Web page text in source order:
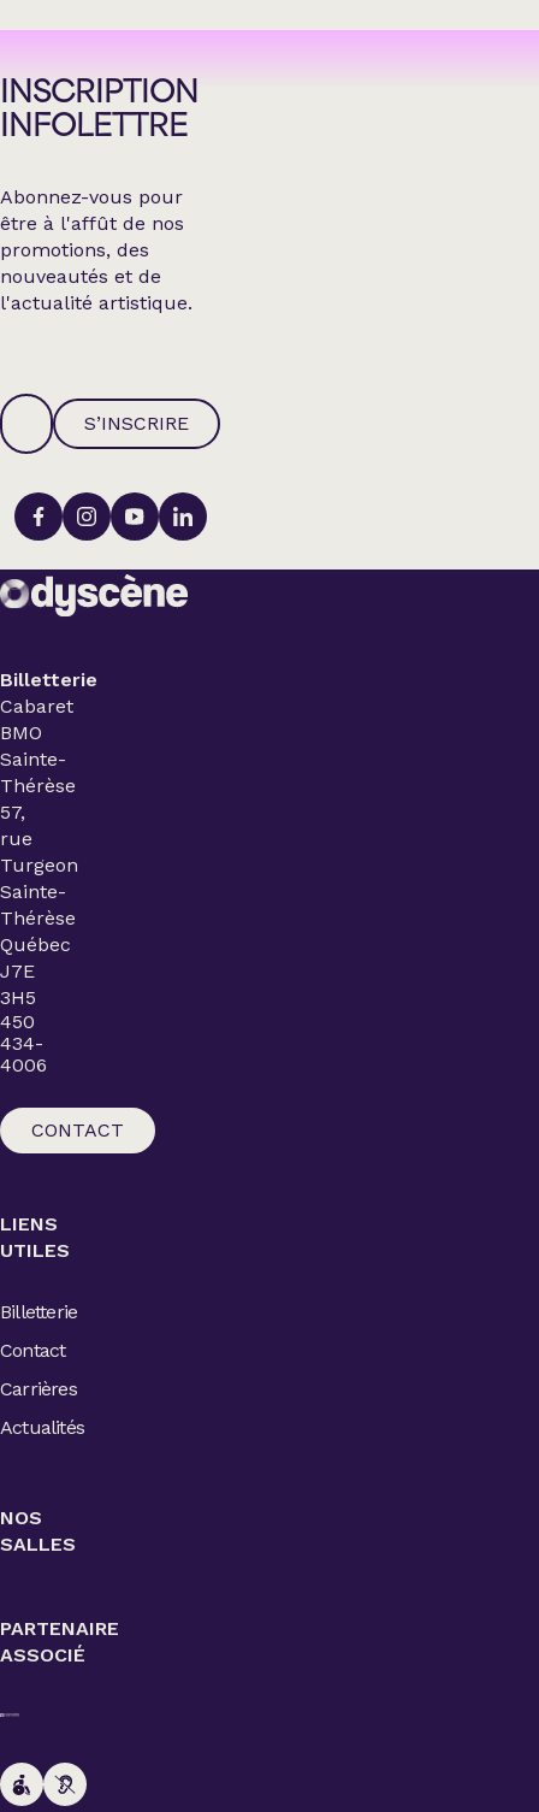
INSCRIPTION
INFOLETTRE
Abonnez-vous pour
être à l'affût de nos
promotions, des
nouveautés et de
l'actualité artistique.
S’INSCRIRE
Billetterie
Cabaret
BMO
Sainte-
Thérèse
57,
rue
Turgeon
Sainte-
Thérèse
Québec
J7E
3H5
450
434-
4006
CONTACT
LIENS
UTILES
Billetterie
Contact
Carrières
Actualités
NOS
SALLES
PARTENAIRE
ASSOCIÉ